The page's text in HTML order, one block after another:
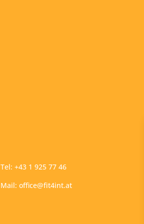
Tel: +43 1 925 77 46
Mail: office@fit4int.at